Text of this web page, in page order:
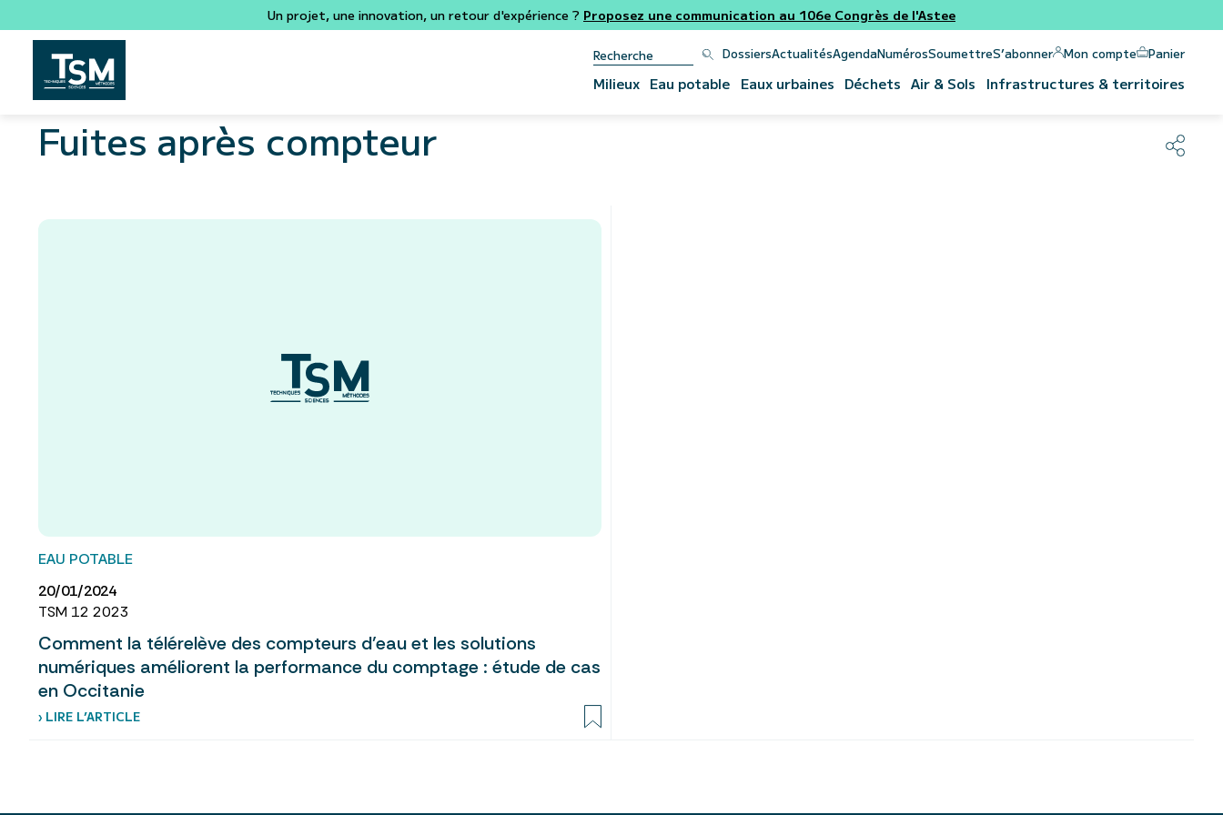
Un projet, une innovation, un retour d'expérience ? Proposez une communication au 106e Congrès de l'Astee
DossiersActualitésAgendaNumérosSoumettreS’abonner Mon compte Panier
Milieux Eau potable Eaux urbaines Déchets Air & Sols Infrastructures & territoires
Fuites après compteur
EAU POTABLE
20/01/2024
TSM 12 2023
Comment la télérelève des compteurs d’eau et les solutions
numériques améliorent la performance du comptage : étude de cas
en Occitanie
› LIRE L’ARTICLE